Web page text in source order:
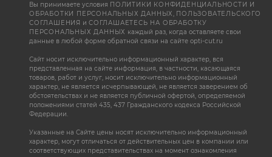
Вы принимаете условия ПОЛИТИКИ КОНФИДЕНЦИАЛЬНОСТИ И
ОБРАБОТКИ ПЕРСОНАЛЬНЫХ ДАННЫХ, ПОЛЬЗОВАТЕЛЬСКОГО
СОГЛАШЕНИЯ иСОГЛАШАЕТЕСЬ НА ОБРАБОТКУ
ПЕРСОНАЛЬНЫХ ДАННЫХ каждый раз, когда оставляете свои
данные в любой форме обратной связи на сайте opti-cut.ru
Сайт носит исключительно информационный характер, вся
представленная на сайте информация, в частности, касающаяся
товаров, работ и услуг, носит исключительно информационный
характер, не является исчерпывающей, не является заверением об
обстоятельствах и не является публичной офертой, определяемой
положениями статей 435, 437 Гражданского кодекса Российской
Федерации.
Указанные на Сайте цены носят исключительно информационный
характер, могут отличаться от действительных цен в компании или
соответствующих представительствах на момент ознакомления